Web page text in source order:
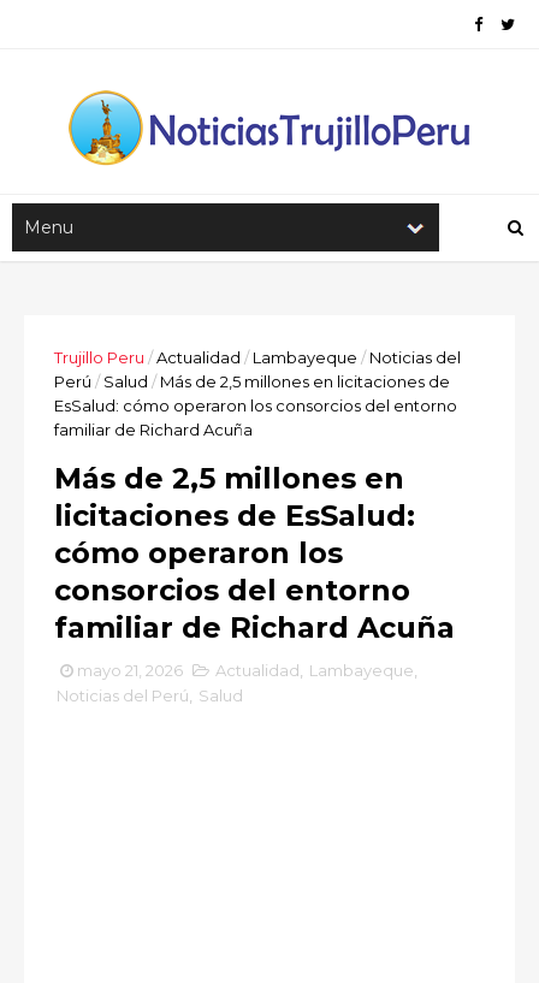
Trujillo Peru /Actualidad / Lambayeque / Noticias del
Perú / Salud / Más de 2,5 millones en licitaciones de
EsSalud: cómo operaron los consorcios del entorno
familiar de Richard Acuña
Más de 2,5 millones en
licitaciones de EsSalud:
cómo operaron los
consorcios del entorno
familiar de Richard Acuña
mayo 21, 2026 Actualidad Lambayeque
Noticias del Perú
Salud